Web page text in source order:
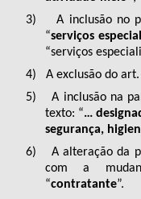
3)
A inclusão no
“serviços
“serviços
4)
A exclusão do art.
5)
A inclusão na
texto: “…
segurança,
6)
A alteração da
com a
“contratante”.